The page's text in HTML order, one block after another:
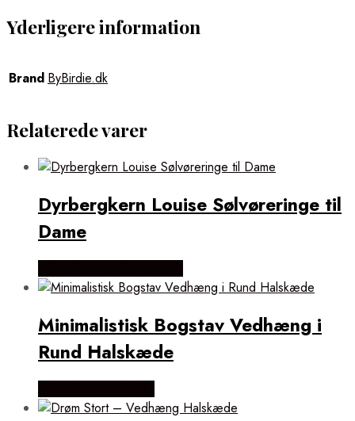
Yderligere information
Brand ByBirdie.dk
Relaterede varer
Dyrbergkern Louise Sølvøreringe til
Dame
Minimalistisk Bogstav Vedhæng i
Rund Halskæde